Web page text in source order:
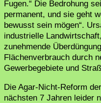
Fugen.“ Die Bedrohung
permanent, und sie geht
bewusst sein mögen“.
industrielle
zunehmende
Flächenverbrauch durch
Gewerbegebiete und
Die Agar-Nicht-Reform
nächsten 7 Jahren leider